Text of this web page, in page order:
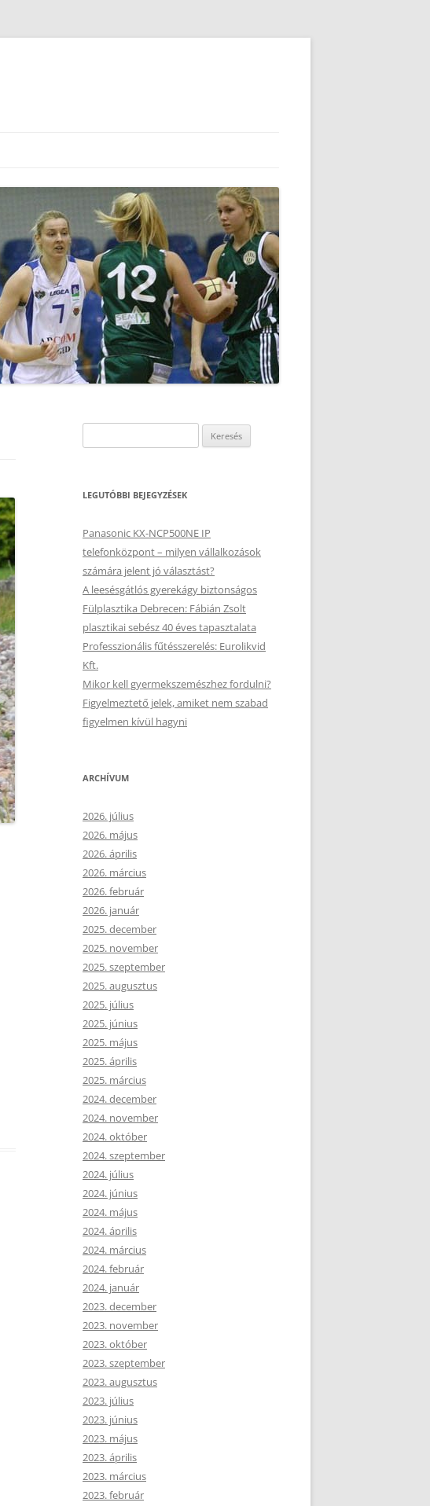
LEGUTÓBBI BEJEGYZÉSEK
Panasonic KX-NCP500NE IP
telefonközpont – milyen vállalkozások
számára jelent jó választást?
A leesésgátlós gyerekágy biztonságos
Fülplasztika Debrecen: Fábián Zsolt
plasztikai sebész 40 éves tapasztalata
Professzionális fűtésszerelés: Eurolikvid
Kft.
Mikor kell gyermekszemészhez fordulni?
Figyelmeztető jelek, amiket nem szabad
figyelmen kívül hagyni
ARCHÍVUM
2026. július
2026. május
2026. április
2026. március
2026. február
2026. január
2025. december
2025. november
2025. szeptember
2025. augusztus
2025. július
2025. június
2025. május
2025. április
2025. március
2024. december
2024. november
2024. október
2024. szeptember
2024. július
2024. június
2024. május
2024. április
2024. március
2024. február
2024. január
2023. december
2023. november
2023. október
2023. szeptember
2023. augusztus
2023. július
2023. június
2023. május
2023. április
2023. március
2023. február